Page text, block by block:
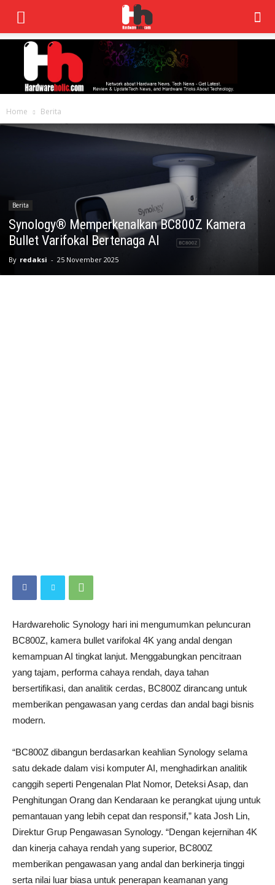
Home Berita
Berita
Synology® Memperkenalkan BC800Z Kamera
Bullet Varifokal Bertenaga AI
By redaksi - 25 November 2025
Hardwareholic Synology hari ini mengumumkan peluncuran
BC800Z, kamera bullet varifokal 4K yang andal dengan
kemampuan AI tingkat lanjut. Menggabungkan pencitraan
yang tajam, performa cahaya rendah, daya tahan
bersertifikasi, dan analitik cerdas, BC800Z dirancang untuk
memberikan pengawasan yang cerdas dan andal bagi bisnis
modern.
“BC800Z dibangun berdasarkan keahlian Synology selama
satu dekade dalam visi komputer AI, menghadirkan analitik
canggih seperti Pengenalan Plat Nomor, Deteksi Asap, dan
Penghitungan Orang dan Kendaraan ke perangkat ujung untuk
pemantauan yang lebih cepat dan responsif,” kata Josh Lin,
Direktur Grup Pengawasan Synology. “Dengan kejernihan 4K
dan kinerja cahaya rendah yang superior, BC800Z
memberikan pengawasan yang andal dan berkinerja tinggi
serta nilai luar biasa untuk penerapan keamanan yang